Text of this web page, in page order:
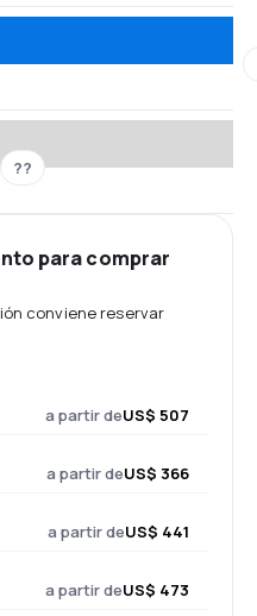
??
para comprar
conviene reservar
a partir deUS$ 507
a partir deUS$ 366
a partir deUS$ 441
a partir deUS$ 473